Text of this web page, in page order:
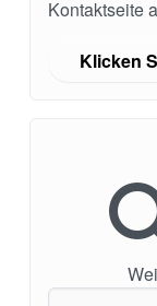
Kontaktseite
Klicken